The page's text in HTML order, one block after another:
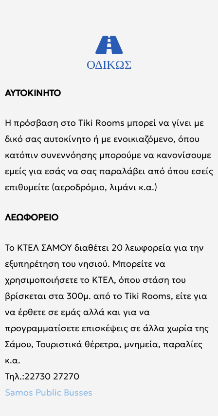
ΟΔΙΚΩΣ
ΑΥΤΟΚΙΝΗΤΟ
Η πρόσβαση στο Tiki Rooms μπορεί να γίνει με
δικό σας αυτοκίνητο ή με ενοικιαζόμενο, όπου
κατόπιν συνεννόησης μπορούμε να κανονίσουμε
εμείς για εσάς να σας παραλάβει από όπου εσείς
επιθυμείτε (αεροδρόμιο, λιμάνι κ.α.)
ΛΕΩΦΟΡΕΙΟ
Το ΚΤΕΛ ΣΑΜΟΥ διαθέτει 20 λεωφορεία για την
εξυπηρέτηση του νησιού. Μπορείτε να
χρησιμοποιήσετε το ΚΤΕΛ, όπου στάση του
βρίσκεται στα 300μ. από το Tiki Rooms, είτε για
να έρθετε σε εμάς αλλά και για να
προγραμματίσετε επισκέψεις σε άλλα χωρία της
Σάμου, Τουριστικά θέρετρα, μνημεία, παραλίες
κ.α.
Τηλ.:22730 27270
Samos Public Busses